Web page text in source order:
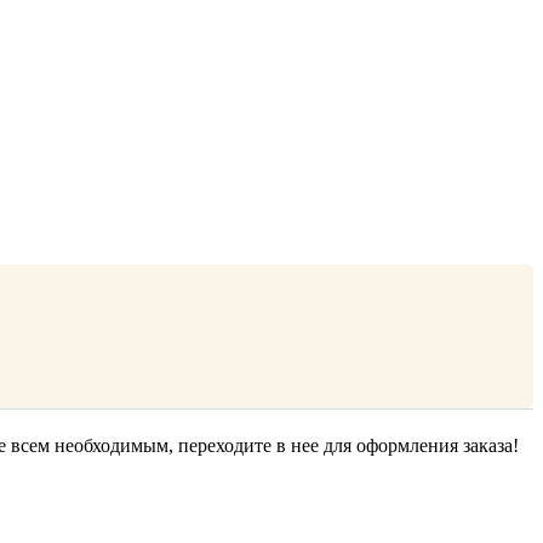
необходимым, переходите в нее для оформления заказа!